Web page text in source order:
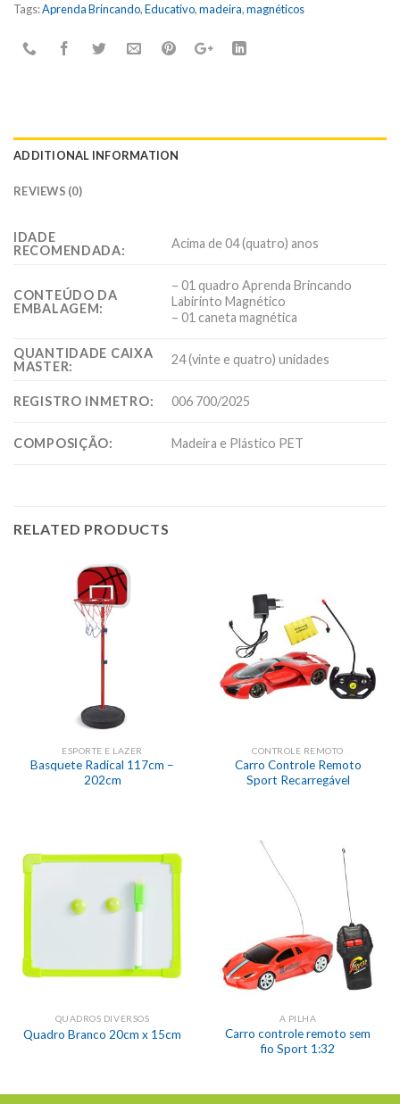
Tags:Aprenda Brincando,Educativo,madeira,magnéticos
ADDITIONAL INFORMATION
REVIEWS (0)
IDADE
RECOMENDADA:
Acima de 04 (quatro) anos
CONTEÚDO DA
EMBALAGEM:
– 01 quadro Aprenda Brincando
Labirinto Magnético
– 01 caneta magnética
QUANTIDADE CAIXA
MASTER:
24 (vinte e quatro) unidades
REGISTRO INMETRO: 006 700/2025
COMPOSIÇÃO: Madeira e Plástico PET
RELATED PRODUCTS
ESPORTE E LAZER
Basquete Radical 117cm –
202cm
CONTROLE REMOTO
Carro Controle Remoto
Sport Recarregável
QUADROS DIVERSOS
Quadro Branco 20cm x 15cm
A PILHA
Carro controle remoto sem
fio Sport 1:32